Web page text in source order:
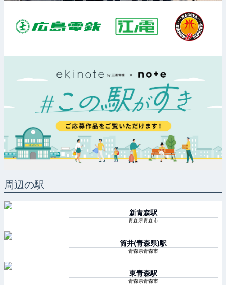
周辺の駅
新青森駅
青森県青森市
筒井(青森県)駅
青森県青森市
東青森駅
青森県青森市